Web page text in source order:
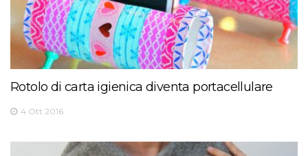
Rotolo di carta igienica diventa portacellulare
4 Ott 2016